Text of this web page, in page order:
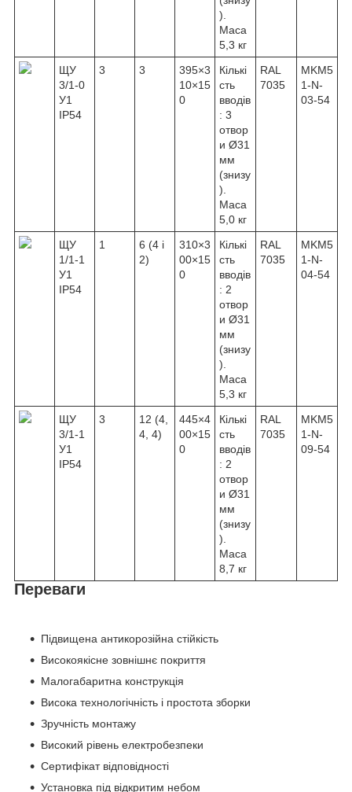
).
Маса
5,3 кг
ЩУ
3/1-0
У1
IP54
3 3
395×3
10×15
0
Кількі
сть
вводів
: 3
отвор
и Ø31
мм
(знизу
).
Маса
5,0 кг
RAL
7035
MKM5
1-N-
03-54
ЩУ
1/1-1
У1
IP54
1
6 (4 і
2)
310×3
00×15
0
Кількі
сть
вводів
: 2
отвор
и Ø31
мм
(знизу
).
Маса
5,3 кг
RAL
7035
MKM5
1-N-
04-54
ЩУ
3/1-1
У1
IP54
3
12 (4,
4, 4)
445×4
00×15
0
Кількі
сть
вводів
: 2
отвор
и Ø31
мм
(знизу
).
Маса
8,7 кг
RAL
7035
MKM5
1-N-
09-54
Переваги
Підвищена антикорозійна стійкість
Високоякісне зовнішнє покриття
Малогабаритна конструкція
Висока технологічність і простота зборки
Зручність монтажу
Високий рівень електробезпеки
Сертифікат відповідності
Установка під відкритим небом